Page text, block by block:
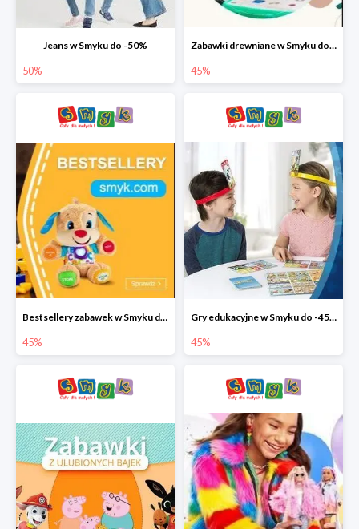
Jeans w Smyku do -50%
50%
Zabawki drewniane w Smyku do -45%
45%
Bestsellery zabawek w Smyku do -45%
45%
Gry edukacyjne w Smyku do -45%
45%